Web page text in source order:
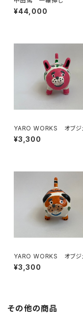
¥44,000
YARO WORKS オブジ
¥3,300
YARO WORKS オブジ
¥3,300
その他の商品